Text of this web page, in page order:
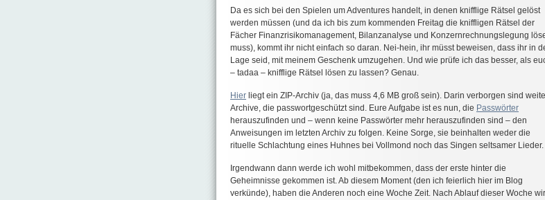
Da es sich bei den Spielen um Adventures handelt, in denen knifflige Rätsel gelöst
werden müssen (und da ich bis zum kommenden Freitag die kniffligen Rätsel der
Fächer Finanzrisikomanagement, Bilanzanalyse und Konzernrechnungslegung
muss), kommt ihr nicht einfach so daran. Nei-hein, ihr müsst beweisen, dass ihr in
Lage seid, mit meinem Geschenk umzugehen. Und wie prüfe ich das besser, als
– tadaa – knifflige Rätsel lösen zu lassen? Genau.
Hier liegt ein ZIP-Archiv (ja, das muss 4,6 MB groß sein). Darin verborgen sind
Archive, die passwortgeschützt sind. Eure Aufgabe ist es nun, die Passwörter
herauszufinden und – wenn keine Passwörter mehr herauszufinden sind – den
Anweisungen im letzten Archiv zu folgen. Keine Sorge, sie beinhalten weder die
rituelle Schlachtung eines Huhnes bei Vollmond noch das Singen seltsamer Lieder.
Irgendwann dann werde ich wohl mitbekommen, dass der erste hinter die
Geheimnisse gekommen ist. Ab diesem Moment (den ich feierlich hier im Blog
verkünde), haben die Anderen noch eine Woche Zeit. Nach Ablauf dieser Woche